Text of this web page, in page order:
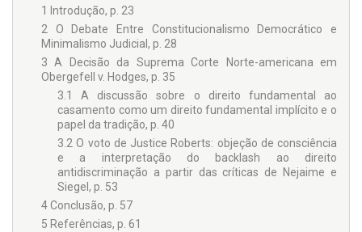
1 Introdução, p. 23
2 O Debate Entre Constitucionalismo Democrático e
Minimalismo Judicial, p. 28
3 A Decisão da Suprema Corte Norte-americana em
Obergefell v. Hodges, p. 35
3.1 A discussão sobre o direito fundamental ao
casamento como um direito fundamental implícito e o
papel da tradição, p. 40
3.2 O voto de Justice Roberts: objeção de consciência
e a interpretação do backlash ao direito
antidiscriminação a partir das críticas de Nejaime e
Siegel, p. 53
4 Conclusão, p. 57
5 Referências, p. 61